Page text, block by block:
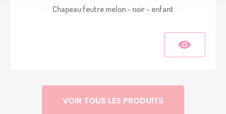
Chapeau feutre melon - noir - enfant
VOIR TOUS LES PRODUITS